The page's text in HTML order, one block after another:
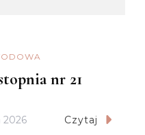
nr 21
2026 Czytaj